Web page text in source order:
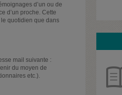
d’un ou de
d’un proche. Cette
quotidien que dans
mail suivante :
du moyen de
etc.).